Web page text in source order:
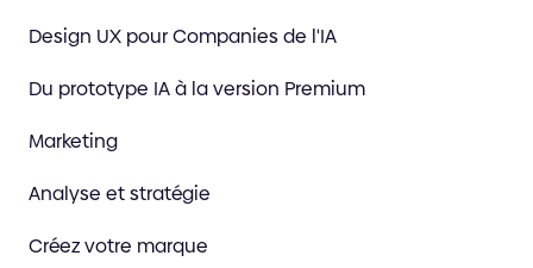
Design UX pour Companies de l'IA
Du prototype IA à la version Premium
Marketing
Analyse et stratégie
Créez votre marque